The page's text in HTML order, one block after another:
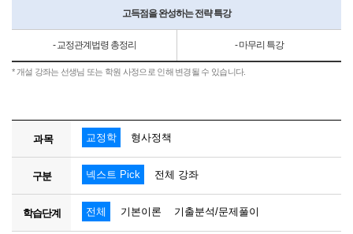
고득점을 완성하는 전략 특강
- 교정관계법령 총정리 - 마무리 특강
* 개설 강좌는 선생님 또는 학원 사정으로 인해 변경될 수 있습니다.
과목 교정학 형사정책
구분 넥스트 Pick 전체 강좌
학습단계 전체 기본이론 기출분석/문제풀이